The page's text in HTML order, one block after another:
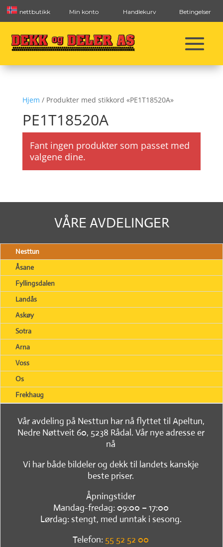
nettbutikk Min konto Handlekurv Betingelser
Hjem / Produkter med stikkord «PE1T18520A»
PE1T18520A
Fant ingen produkter som passet med
valgene dine.
VÅRE AVDELINGER
Nesttun
Åsane
Fyllingsdalen
Landås
Askøy
Sotra
Arna
Voss
Os
Frekhaug
Vår avdeling på Nesttun har nå flyttet til Apeltun,
Nedre Nøttveit 60, 5238 Rådal. Vår nye adresse er
nå
Vi har både bildeler og dekk til landets kanskje
beste priser.
Åpningstider
Mandag-fredag: 09:00 – 17:00
Lørdag: stengt, med unntak i sesong.
Telefon: 55 52 52 00